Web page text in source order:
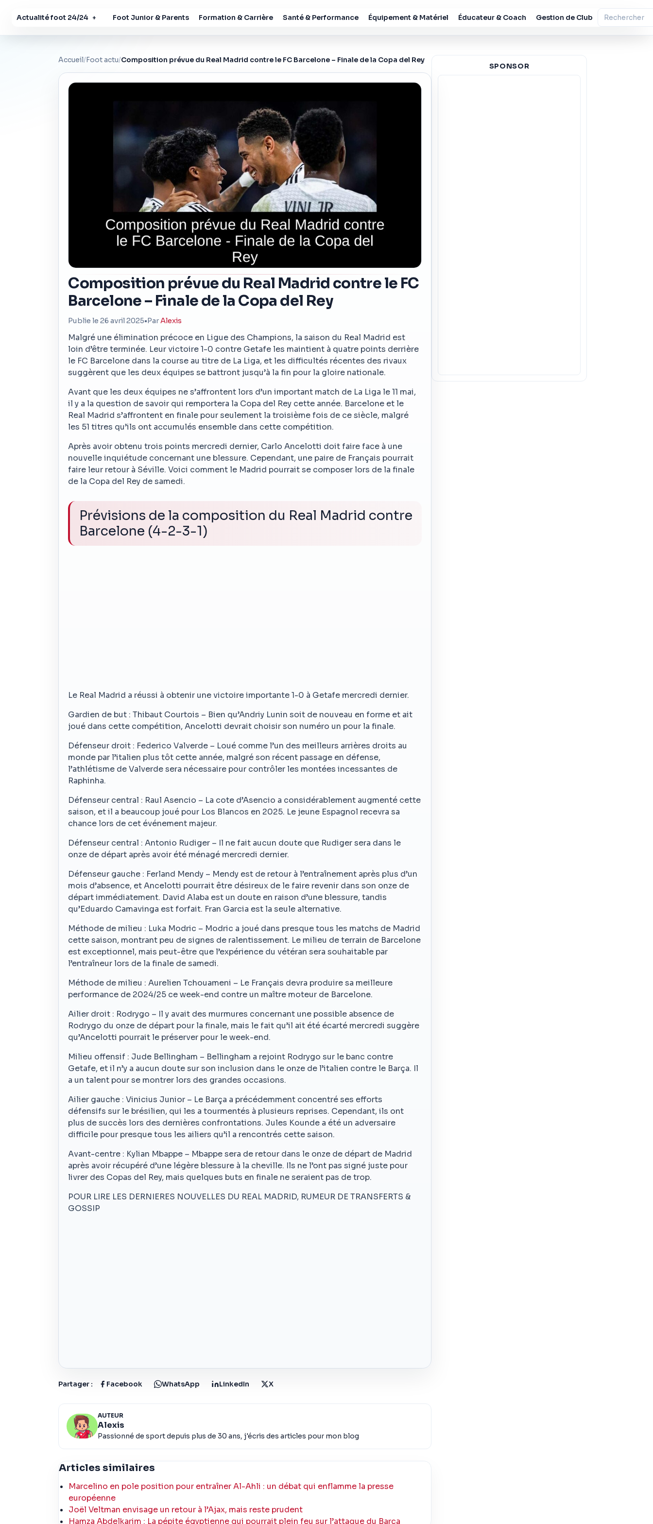
Actualité foot 24/24 + Foot Junior & Parents Formation & Carrière Santé & Performance Équipement & Matériel Éducateur & Coach Gestion de Club
Accueil/Foot actu/Composition prévue du Real Madrid contre le FC Barcelone – Finale de la Copa del Rey
Composition prévue du Real Madrid contre le FC
Barcelone – Finale de la Copa del Rey
Publie le 26 avril 2025•ParAlexis
Malgré une élimination précoce en Ligue des Champions, la saison du Real Madrid est
loin d’être terminée. Leur victoire 1-0 contre Getafe les maintient à quatre points derrière
le FC Barcelone dans la course au titre de La Liga, et les difficultés récentes des rivaux
suggèrent que les deux équipes se battront jusqu’à la fin pour la gloire nationale.
Avant que les deux équipes ne s’affrontent lors d’un important match de La Liga le 11 mai,
il y a la question de savoir qui remportera la Copa del Rey cette année. Barcelone et le
Real Madrid s’affrontent en finale pour seulement la troisième fois de ce siècle, malgré
les 51 titres qu’ils ont accumulés ensemble dans cette compétition.
Après avoir obtenu trois points mercredi dernier, Carlo Ancelotti doit faire face à une
nouvelle inquiétude concernant une blessure. Cependant, une paire de Français pourrait
faire leur retour à Séville. Voici comment le Madrid pourrait se composer lors de la finale
de la Copa del Rey de samedi.
Prévisions de la composition du Real Madrid contre
Barcelone (4-2-3-1)
Le Real Madrid a réussi à obtenir une victoire importante 1-0 à Getafe mercredi dernier.
Gardien de but : Thibaut Courtois – Bien qu’Andriy Lunin soit de nouveau en forme et ait
joué dans cette compétition, Ancelotti devrait choisir son numéro un pour la finale.
Défenseur droit : Federico Valverde – Loué comme l’un des meilleurs arrières droits au
monde par l’italien plus tôt cette année, malgré son récent passage en défense,
l’athlétisme de Valverde sera nécessaire pour contrôler les montées incessantes de
Raphinha.
Défenseur central : Raul Asencio – La cote d’Asencio a considérablement augmenté cette
saison, et il a beaucoup joué pour Los Blancos en 2025. Le jeune Espagnol recevra sa
chance lors de cet événement majeur.
Défenseur central : Antonio Rudiger – Il ne fait aucun doute que Rudiger sera dans le
onze de départ après avoir été ménagé mercredi dernier.
Défenseur gauche : Ferland Mendy – Mendy est de retour à l’entraînement après plus d’un
mois d’absence, et Ancelotti pourrait être désireux de le faire revenir dans son onze de
départ immédiatement. David Alaba est un doute en raison d’une blessure, tandis
qu’Eduardo Camavinga est forfait. Fran Garcia est la seule alternative.
Méthode de milieu : Luka Modric – Modric a joué dans presque tous les matchs de Madrid
cette saison, montrant peu de signes de ralentissement. Le milieu de terrain de Barcelone
est exceptionnel, mais peut-être que l’expérience du vétéran sera souhaitable par
l’entraîneur lors de la finale de samedi.
Méthode de milieu : Aurelien Tchouameni – Le Français devra produire sa meilleure
performance de 2024/25 ce week-end contre un maître moteur de Barcelone.
Ailier droit : Rodrygo – Il y avait des murmures concernant une possible absence de
Rodrygo du onze de départ pour la finale, mais le fait qu’il ait été écarté mercredi suggère
qu’Ancelotti pourrait le préserver pour le week-end.
Milieu offensif : Jude Bellingham – Bellingham a rejoint Rodrygo sur le banc contre
Getafe, et il n’y a aucun doute sur son inclusion dans le onze de l’italien contre le Barça. Il
a un talent pour se montrer lors des grandes occasions.
Ailier gauche : Vinicius Junior – Le Barça a précédemment concentré ses efforts
défensifs sur le brésilien, qui les a tourmentés à plusieurs reprises. Cependant, ils ont
plus de succès lors des dernières confrontations. Jules Kounde a été un adversaire
difficile pour presque tous les ailiers qu’il a rencontrés cette saison.
Avant-centre : Kylian Mbappe – Mbappe sera de retour dans le onze de départ de Madrid
après avoir récupéré d’une légère blessure à la cheville. Ils ne l’ont pas signé juste pour
livrer des Copas del Rey, mais quelques buts en finale ne seraient pas de trop.
POUR LIRE LES DERNIERES NOUVELLES DU REAL MADRID, RUMEUR DE TRANSFERTS &
GOSSIP
Partager : Facebook WhatsApp LinkedIn X
AUTEUR
Alexis
Passionné de sport depuis plus de 30 ans, j'écris des articles pour mon blog
Articles similaires
Marcelino en pole position pour entraîner Al-Ahli : un débat qui enflamme la presse
européenne
Joël Veltman envisage un retour à l’Ajax, mais reste prudent
Hamza Abdelkarim : La pépite égyptienne qui pourrait plein feu sur l’attaque du Barça
SPONSOR